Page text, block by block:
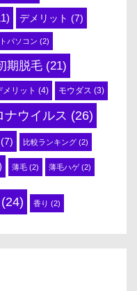
デメリット (7)
パソコン (2)
期脱毛 (21)
リット (4) モウダス (3)
ナウイルス (26)
(7) 比較ランキング (2)
薄毛 (2) 薄毛ハゲ(2)
(24) 香り (2)